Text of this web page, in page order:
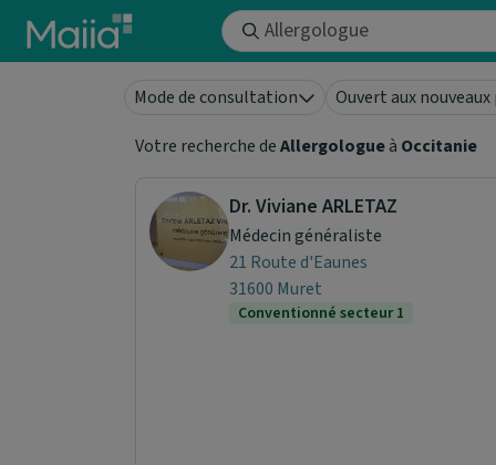
Aller au contenu principal
Mode de consultation Ouvert aux
Votre recherche deAllergologueà Occitanie
Dr. Viviane ARLETAZ
Médecin généraliste
21 Route d'Eaunes
31600 Muret
Conventionné secteur 1